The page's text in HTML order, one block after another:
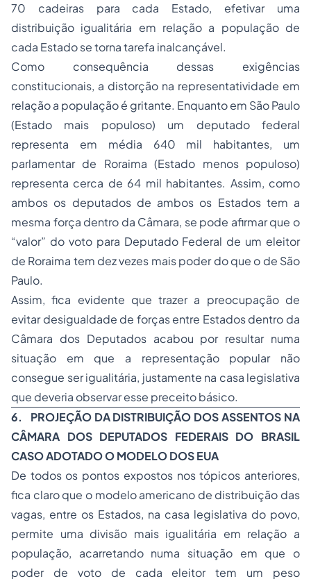
70 cadeiras para cada Estado, efetivar uma
distribuição igualitária em relação a população de
cada Estado se torna tarefa inalcançável.
Como consequência dessas exigências
constitucionais, a distorção na representatividade em
relação a população é gritante. Enquanto em São Paulo
(Estado mais populoso) um deputado federal
representa em média 640 mil habitantes, um
parlamentar de Roraima (Estado menos populoso)
representa cerca de 64 mil habitantes. Assim, como
ambos os deputados de ambos os Estados tem a
mesma força dentro da Câmara, se pode afirmar que o
“valor” do voto para Deputado Federal de um eleitor
de Roraima tem dez vezes mais poder do que o de São
Paulo.
Assim, fica evidente que trazer a preocupação de
evitar desigualdade de forças entre Estados dentro da
Câmara dos Deputados acabou por resultar numa
situação em que a representação popular não
consegue ser igualitária, justamente na casa legislativa
que deveria observar esse preceito básico.
6. PROJEÇÃO DA DISTRIBUIÇÃO DOS ASSENTOS NA
CÂMARA DOS DEPUTADOS FEDERAIS DO BRASIL
CASO ADOTADO O MODELO DOS EUA
De todos os pontos expostos nos tópicos anteriores,
fica claro que o modelo americano de distribuição das
vagas, entre os Estados, na casa legislativa do povo,
permite uma divisão mais igualitária em relação a
população, acarretando numa situação em que o
poder de voto de cada eleitor tem um peso